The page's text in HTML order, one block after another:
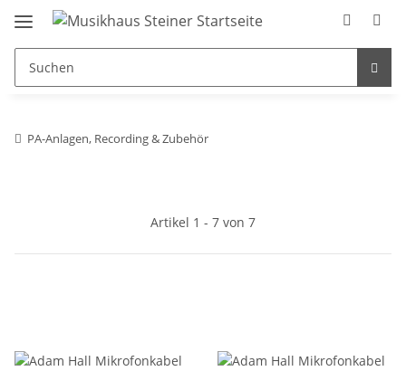
PA-Anlagen, Recording & Zubehör
Artikel 1 - 7 von 7